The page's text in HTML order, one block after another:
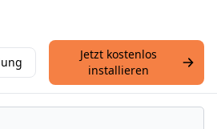
Jetzt kostenlos
installieren